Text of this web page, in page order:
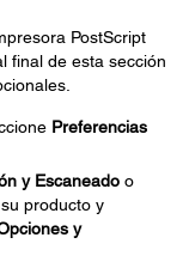
PostScript
final de esta sección
Preferencias
y Escaneado o
su producto y
y